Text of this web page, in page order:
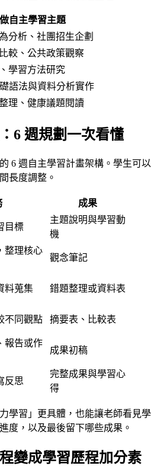
自主學習主題
分析、社團招生企劃
較、公共政策觀察
學習方法研究
語法與資料分析實作
理、健康議題閱讀
6 週規劃一次看懂
6 週自主學習計畫架構。學生可以
長度調整。
成果
目標
主題說明與學習動
機
整理核心
觀念筆記
料蒐集 錯題整理或資料表
不同觀點 摘要表、比較表
報告或作
成果初稿
反思
完整成果與學習心
得
學習」更具體，也能讓老師看見學
度，以及最後留下哪些成果。
變成學習歷程加分素